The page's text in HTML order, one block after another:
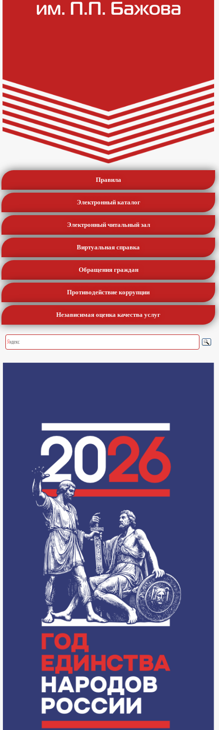
Правила
Электронный каталог
Электронный читальный зал
Виртуальная справка
Обращения граждан
Противодействие коррупции
Независимая оценка качества услуг